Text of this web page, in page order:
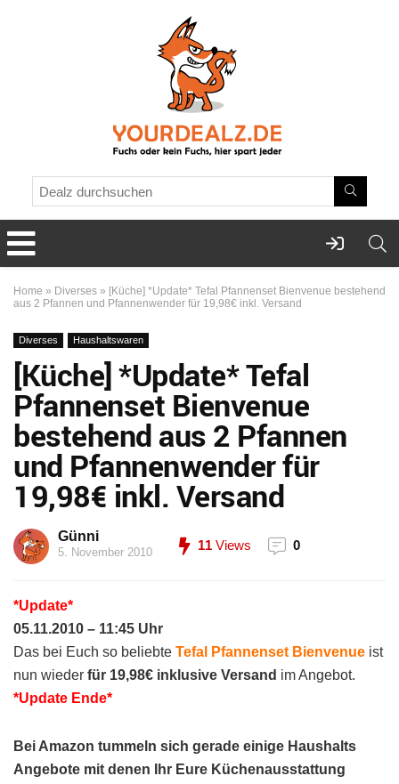
Home » Diverses » [Küche] *Update* Tefal Pfannenset Bienvenue bestehend
aus 2 Pfannen und Pfannenwender für 19,98€ inkl. Versand
Diverses Haushaltswaren
[Küche] *Update* Tefal
Pfannenset Bienvenue
bestehend aus 2 Pfannen
und Pfannenwender für
19,98€ inkl. Versand
Günni
5. November 2010 11 Views 0
*Update*
05.11.2010 – 11:45 Uhr
Das bei Euch so beliebte Tefal Pfannenset Bienvenue ist
nun wieder für 19,98€ inklusive Versand im Angebot.
*Update Ende*
Bei Amazon tummeln sich gerade einige Haushalts
Angebote mit denen Ihr Eure Küchenausstattung